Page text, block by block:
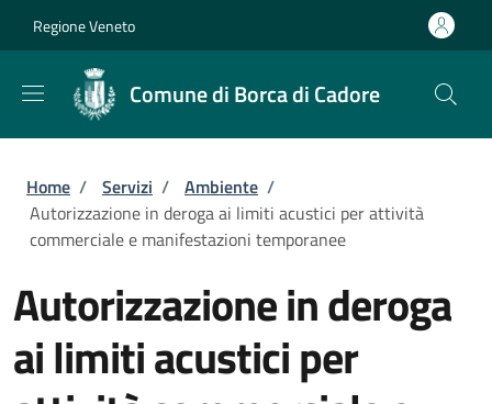
Regione Veneto
Comune di Borca di Cadore
Briciole di pane
Home / Servizi / Ambiente /
Autorizzazione in deroga ai limiti acustici per attività
commerciale e manifestazioni temporanee
Autorizzazione in deroga
ai limiti acustici per